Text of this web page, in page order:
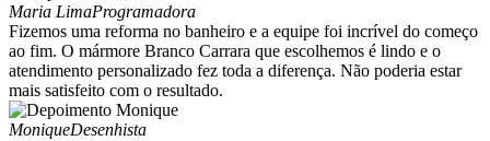
Maria LimaProgramadora
Fizemos uma reforma no banheiro e a equipe foi incrível do começo
ao fim. O mármore Branco Carrara que escolhemos é lindo e o
atendimento personalizado fez toda a diferença. Não poderia estar
mais satisfeito com o resultado.
MoniqueDesenhista